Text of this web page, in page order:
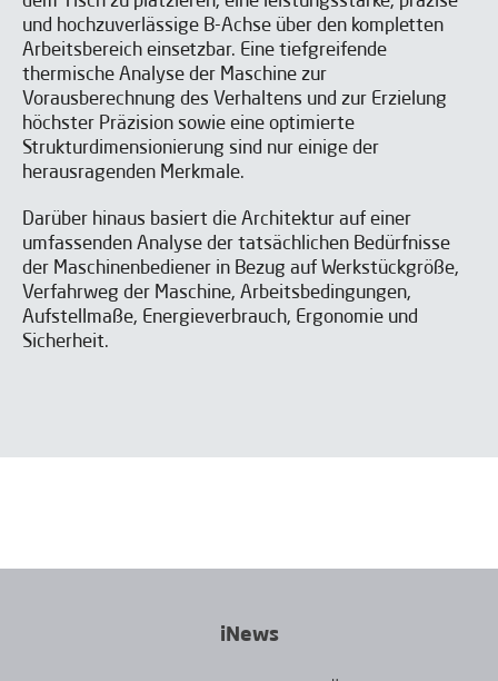
und hochzuverlässige B-Achse über den kompletten
Arbeitsbereich einsetzbar. Eine tiefgreifende
thermische Analyse der Maschine zur
Vorausberechnung des Verhaltens und zur Erzielung
höchster Präzision sowie eine optimierte
Strukturdimensionierung sind nur einige der
herausragenden Merkmale.
Darüber hinaus basiert die Architektur auf einer
umfassenden Analyse der tatsächlichen Bedürfnisse
der Maschinenbediener in Bezug auf Werkstückgröße,
Verfahrweg der Maschine, Arbeitsbedingungen,
Aufstellmaße, Energieverbrauch, Ergonomie und
Sicherheit.
iNews
SENDEN
Ich habe gelesen und akzeptiere die Aviso legaly laPolítica
de privacidad*
Ich bin einverstanden, IBARMIA Veröffentlichungen zu
erhalten.
iNews herunterladen